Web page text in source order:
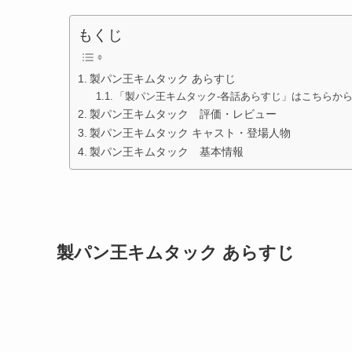
もくじ
製パン王キムタック あらすじ
「製パン王キムタック-各話あらすじ」はこちらか
製パン王キムタック 評価・レビュー
製パン王キムタック キャスト・登場人物
製パン王キムタック 基本情報
製パン王キムタック あらすじ